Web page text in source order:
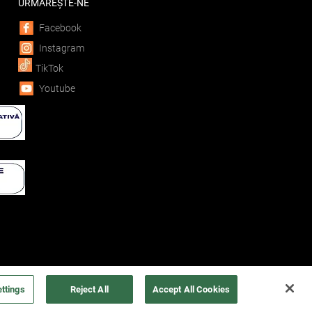
URMĂREȘTE-NE
Facebook
Instagram
TikTok
Youtube
Reject All Accept All Cookies